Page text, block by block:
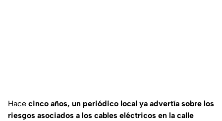
Hace cinco años, un periódico local ya advertía sobre los
riesgos asociados a los cables eléctricos en la calle